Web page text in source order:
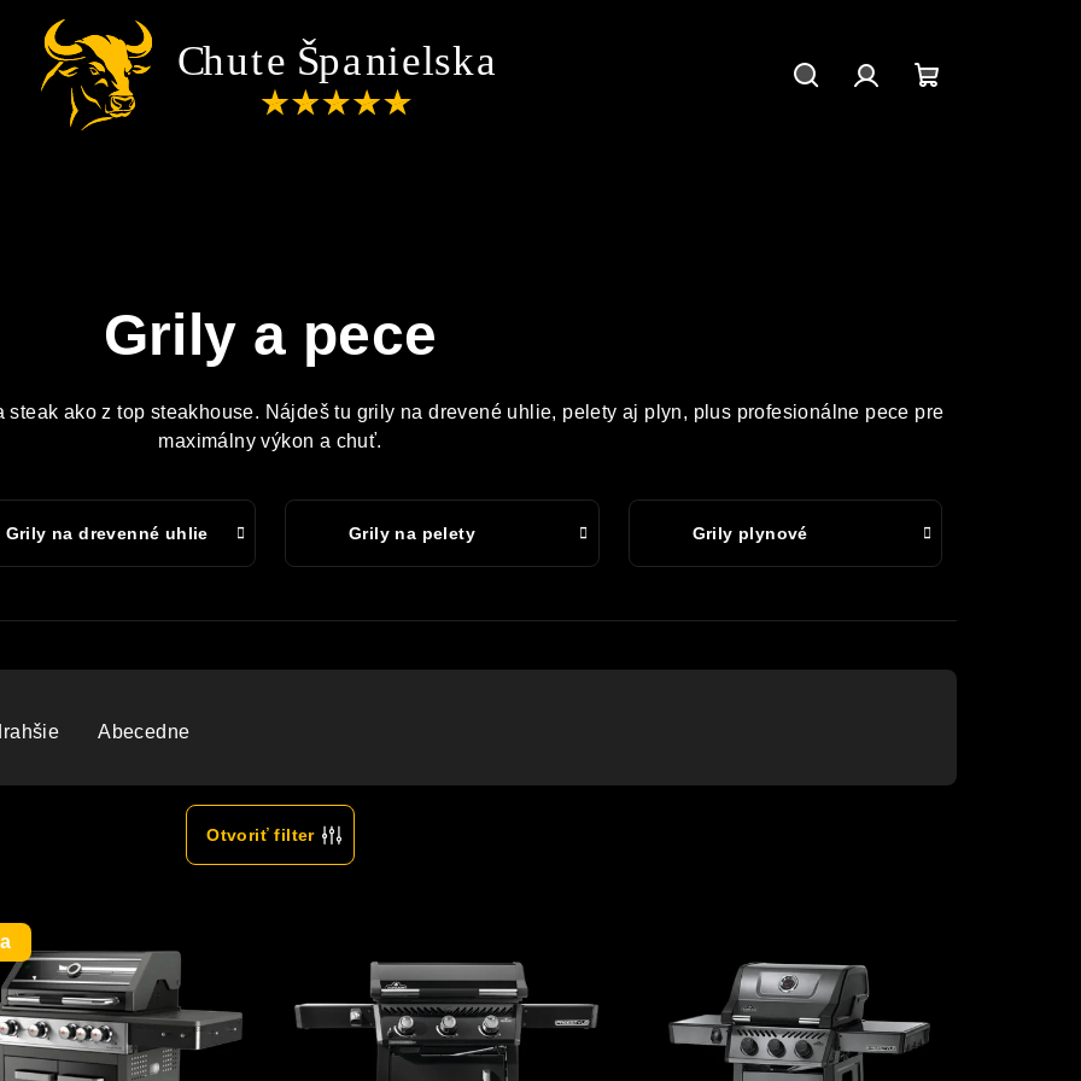
Grily a pece
ako z top steakhouse. Nájdeš tu grily na drevené uhlie, pelety aj plyn, plus profesionálne pece pre
maximálny výkon a chuť.
Grily na drevenné uhlie Grily na pelety Grily plynové
Abecedne
Otvoriť filter